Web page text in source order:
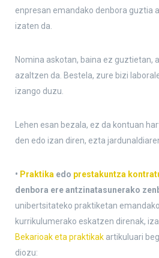
enpresan emandako denbora guztia
izaten da.
Nomina askotan, baina ez guztietan,
azaltzen da. Bestela, zure bizi
izango duzu.
Lehen esan bezala, ez da kontuan
den edo izan diren, ezta
• Praktika edo prestakuntza
denbora ere antzinatasunerako
unibertsitateko praktiketan
kurrikulumerako eskatzen direnak,
Bekarioak eta praktikak artikuluari
diozu: